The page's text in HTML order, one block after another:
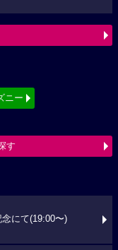
ニー
す
にて(19:00〜)